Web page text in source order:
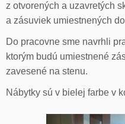
z otvorených a uzavretých
a zásuviek umiestnených
Do pracovne sme navrhli
ktorým budú umiestnené
zavesené na stenu.
Nábytky sú v bielej farbe v